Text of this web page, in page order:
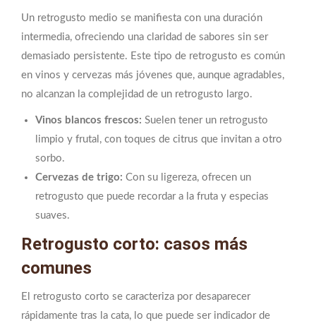
Un retrogusto medio se manifiesta con una duración
intermedia, ofreciendo una claridad de sabores sin ser
demasiado persistente. Este tipo de retrogusto es común
en vinos y cervezas más jóvenes que, aunque agradables,
no alcanzan la complejidad de un retrogusto largo.
Vinos blancos frescos: Suelen tener un retrogusto
limpio y frutal, con toques de citrus que invitan a otro
sorbo.
Cervezas de trigo: Con su ligereza, ofrecen un
retrogusto que puede recordar a la fruta y especias
suaves.
Retrogusto corto: casos más
comunes
El retrogusto corto se caracteriza por desaparecer
rápidamente tras la cata, lo que puede ser indicador de